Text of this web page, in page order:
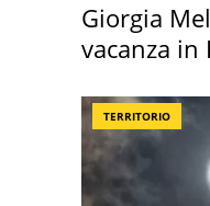
Giorgia
vacanza in
TERRITORIO